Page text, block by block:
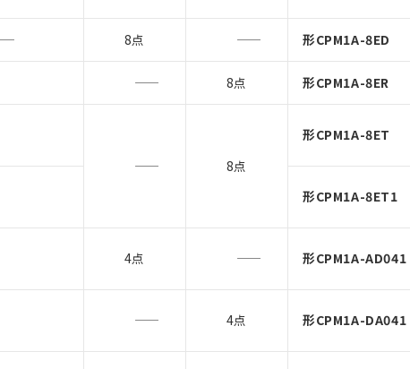
8点 形CPM1A-8ED
8点 形CPM1A-8ER
8点
形CPM1A-8ET
形CPM1A-8ET1
4点
形CPM1A-AD041
4点 形CPM1A-DA041